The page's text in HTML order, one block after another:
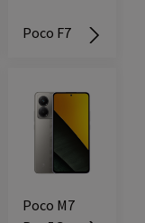
Poco F7
Poco M7